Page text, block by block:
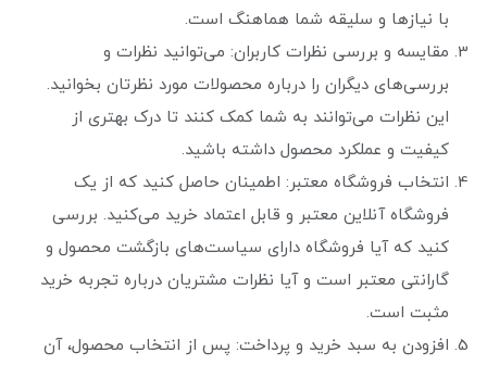
با نیازها و سلیقه شما هماهنگ است.
مقایسه و بررسی نظرات کاربران: می‌توانید نظرات و
بررسی‌های دیگران را درباره محصولات مورد نظرتان بخوانید.
این نظرات می‌توانند به شما کمک کنند تا درک بهتری از
کیفیت و عملکرد محصول داشته باشید.
انتخاب فروشگاه معتبر: اطمینان حاصل کنید که از یک
فروشگاه آنلاین معتبر و قابل اعتماد خرید می‌کنید. بررسی
کنید که آیا فروشگاه دارای سیاست‌های بازگشت محصول و
گارانتی معتبر است و آیا نظرات مشتریان درباره تجربه خرید
مثبت است.
افزودن به سبد خرید و پرداخت: پس از انتخاب محصول، آن